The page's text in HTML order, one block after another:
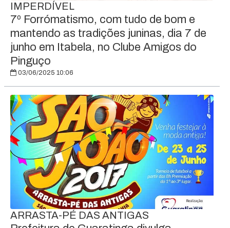
IMPERDÍVEL
7º Forrómatismo, com tudo de bom e
mantendo as tradições juninas, dia 7 de
junho em Itabela, no Clube Amigos do
Pinguço
03/06/2025 10:06
ARRASTA-PÉ DAS ANTIGAS